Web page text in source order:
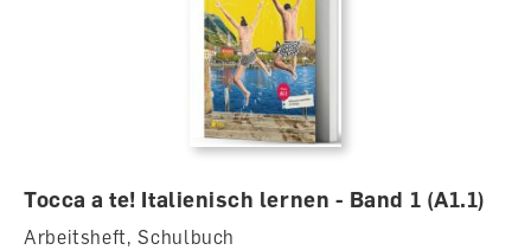
Tocca a te! Italienisch lernen - Band 1 (A1.1)
Arbeitsheft, Schulbuch